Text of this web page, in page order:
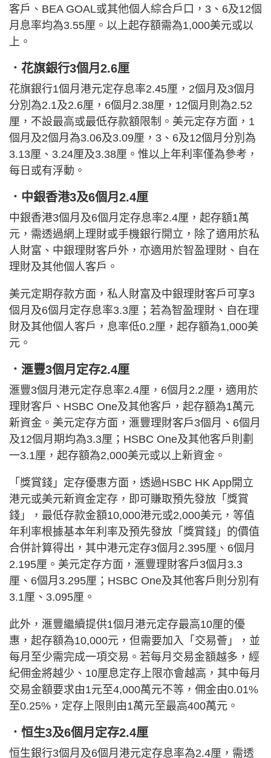
客戶、BEA GOAL或其他個人綜合戶口，3、6及12個
月息率均為3.55厘。以上起存額需為1,000美元或以
上。
．花旗銀行3個月2.6厘
花旗銀行1個月港元定存息率2.45厘，2個月及3個月
分別為2.1及2.6厘，6個月2.38厘，12個月則為2.52
厘，不設最高或最低存款額限制。美元定存方面，1
個月及2個月為3.06及3.09厘，3、6及12個月分別為
3.13厘、3.24厘及3.38厘。惟以上年利率僅為參考，
每日或有浮動。
．中銀香港3及6個月2.4厘
中銀香港3個月及6個月定存息率2.4厘，起存額1萬
元，需透過網上理財或手機銀行開立，除了適用於私
人財富、中銀理財客戶外，亦適用於智盈理財、自在
理財及其他個人客戶。
美元定期存款方面，私人財富及中銀理財客戶可享3
個月及6個月定存息率3.3厘；若為智盈理財、自在理
財及其他個人客戶，息率低0.2厘，起存額為1,000美
元。
．滙豐3個月定存2.4厘
滙豐3個月港元定存息率2.4厘，6個月2.2厘，適用於
理財客戶、HSBC One及其他客戶，起存額為1萬元
新資金。美元定存方面，滙豐理財客戶3個月、6個月
及12個月期均為3.3厘；HSBC One及其他客戶則劃
一3.1厘，起存額為2,000美元或以上新資金。
「獎賞錢」定存優惠方面，透過HSBC HK App開立
港元或美元新資金定存，即可賺取預先發放「獎賞
錢」，最低存款金額10,000港元或2,000美元，等值
年利率根據基本年利率及預先發放「獎賞錢」的價值
合併計算得出，其中港元定存3個月2.395厘、6個月
2.195厘。美元定存方面，滙豐理財客戶3個月3.3
厘、6個月3.295厘；HSBC One及其他客戶則分別有
3.1厘、3.095厘。
此外，滙豐繼續提供1個月港元定存最高10厘的優
惠，起存額為10,000元，但需要加入「交易薈」，並
每月至少需完成一項交易。若每月交易金額越多，經
紀佣金將越少、10厘息定存上限亦會越高，其中每月
交易金額要求由1元至4,000萬元不等，佣金由0.01%
至0.25%，定存上限則由1萬元至最高400萬元。
．恒生3及6個月定存2.4厘
恒生銀行3個月及6個月港元定存息率為2.4厘，需透